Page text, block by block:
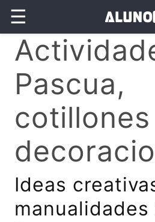
☰
Pascua,
Ideas
manualidades